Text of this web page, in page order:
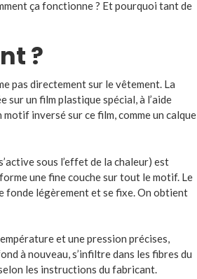
ça fonctionne ? Et pourquoi tant de
?
pas directement sur le vêtement. La
sur un film plastique spécial, à l’aide
inversé sur ce film, comme un calque
sous l’effet de la chaleur) est
une fine couche sur tout le motif. Le
fonde légèrement et se fixe. On obtient
et une pression précises,
à nouveau, s’infiltre dans les fibres du
les instructions du fabricant.